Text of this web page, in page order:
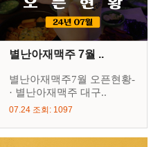
별난아재맥주 7월 ..
별난아재맥주7월 오픈현황-
· 별난아재맥주 대구..
07.24 조회: 1097